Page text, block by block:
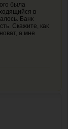
была
в
Банк
Скажите, как
а мне